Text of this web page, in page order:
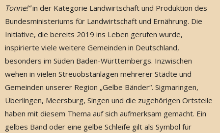
Tonne!“in der Kategorie Landwirtschaft und Produktion des
Bundesministeriums für Landwirtschaft und Ernährung. Die
Initiative, die bereits 2019 ins Leben gerufen wurde,
inspirierte viele weitere Gemeinden in Deutschland,
besonders im Süden Baden-Württembergs. Inzwischen
wehen in vielen Streuobstanlagen mehrerer Städte und
Gemeinden unserer Region „Gelbe Bänder“. Sigmaringen,
Überlingen, Meersburg, Singen und die zugehörigen Ortsteile
haben mit diesem Thema auf sich aufmerksam gemacht. Ein
gelbes Band oder eine gelbe Schleife gilt als Symbol für